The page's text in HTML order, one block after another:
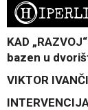
H
KAD
bazen u
VIKTOR